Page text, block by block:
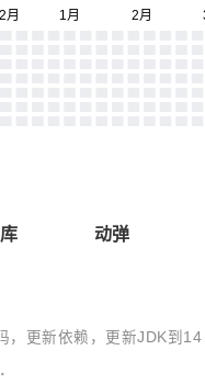
动弹
更新依赖，更新JDK到